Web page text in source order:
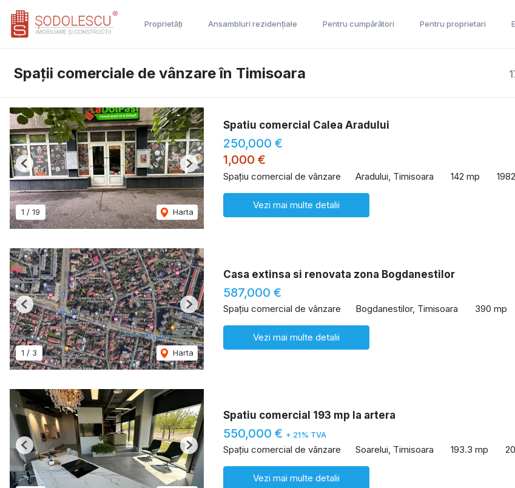
Proprietăți Ansambluri rezidențiale Pentru cumpărători Pentru proprietari
Spații comerciale de vânzare în Timisoara
1 / 19 Harta
Previous Next
Spatiu comercial Calea Aradului
250,000 €
1,000 €
Spațiu comercial de vânzare Aradului, Timisoara 142 mp 1982
Vezi mai multe detalii
1 / 3 Harta
Previous Next
Casa extinsa si renovata zona Bogdanestilor
587,000 €
Spațiu comercial de vânzare Bogdanestilor, Timisoara 390 mp
Vezi mai multe detalii
Previous Next
Spatiu comercial 193 mp la artera
550,000 € + 21% TVA
Spațiu comercial de vânzare Soarelui, Timisoara 193.3 mp
Vezi mai multe detalii